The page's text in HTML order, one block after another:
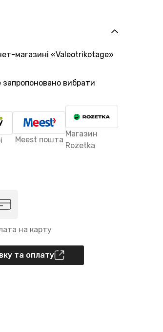
магазині «Valeotrikotage»
вибрати
Meest пошта
Магазин
Rozetka
на карту
та оплату